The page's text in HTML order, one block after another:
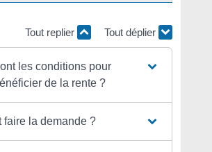
Tout replier Tout déplier
les conditions pour
de la rente ?
faire la demande ?